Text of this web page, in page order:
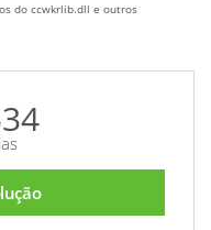
do ccwkrlib.dll e outros